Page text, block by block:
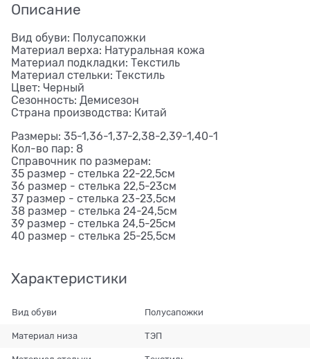
Описание
Вид обуви: Полусапожки
Материал верха: Натуральная кожа
Материал подкладки: Текстиль
Материал стельки: Текстиль
Цвет: Черный
Сезонность: Демисезон
Страна производства: Китай
Размеры: 35-1,36-1,37-2,38-2,39-1,40-1
Кол-во пар: 8
Справочник по размерам:
35 размер - стелька 22-22,5см
36 размер - стелька 22,5-23см
37 размер - стелька 23-23,5см
38 размер - стелька 24-24,5см
39 размер - стелька 24,5-25см
40 размер - стелька 25-25,5см
Характеристики
Вид обуви Полусапожки
Материал низа ТЭП